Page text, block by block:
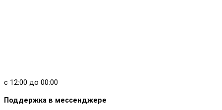
с 12:00 до 00:00
Поддержка в мессенджере